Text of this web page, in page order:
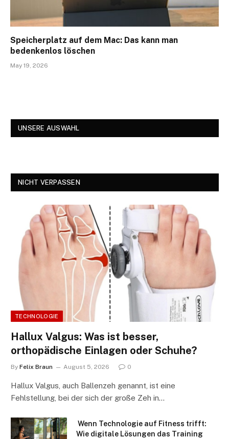
Speicherplatz auf dem Mac: Das kann man
bedenkenlos löschen
May 19, 2026
UNSERE AUSWAHL
NICHT VERPASSEN
TECHNOLOGIE
Hallux Valgus: Was ist besser,
orthopädische Einlagen oder Schuhe?
By Felix Braun August 5, 2026 0
Hallux Valgus, auch Ballenzeh genannt, ist eine
Fehlstellung, bei der sich der große Zeh in…
Wenn Technologie auf Fitness trifft:
Wie digitale Lösungen das Training